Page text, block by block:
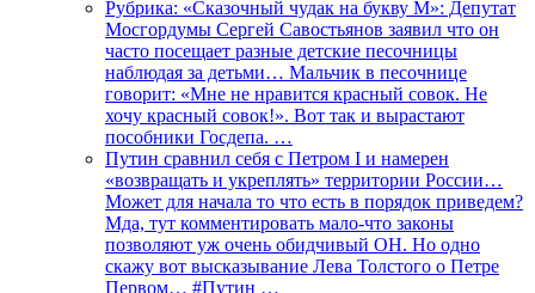
Рубрика: «Сказочный чудак на букву М»: Депутат
Мосгордумы Сергей Савостьянов заявил что он
часто посещает разные детские песочницы
наблюдая за детьми… Мальчик в песочнице
говорит: «Мне не нравится красный совок. Не
хочу красный совок!». Вот так и вырастают
пособники Госдепа. …
Путин сравнил себя с Петром I и намерен
«возвращать и укреплять» территории России…
Может для начала то что есть в порядок приведем?
Мда, тут комментировать мало-что законы
позволяют уж очень обидчивый ОН. Но одно
скажу вот высказывание Лева Толстого о Петре
Первом… #Путин …